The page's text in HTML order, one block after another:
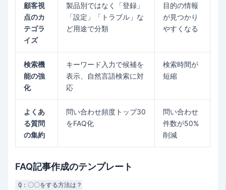
顧客視
点のカ
テゴラ
イズ
製品別ではなく「登録」
「設定」「トラブル」な
ど用途で分類
目的の情報
が見つかり
やすくなる
検索機
能の強
化
キーワード入力で候補を
表示、自然言語検索に対
応
検索時間が
短縮
よくあ
る質問
の集約
問い合わせ頻度トップ30
をFAQ化
問い合わせ
件数が50%
削減
FAQ記事作成のテンプレート
Q：〇〇をする方法は？